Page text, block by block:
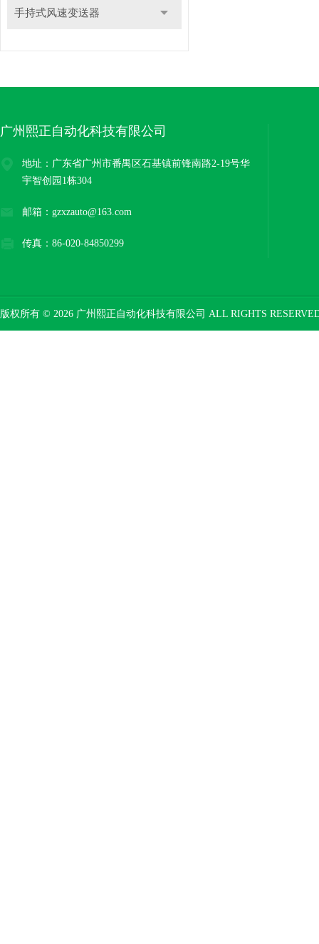
手持式风速变送器
广州熙正自动化科技有限公司
地址：广东省广州市番禺区石基镇前锋南路2-19号华
宇智创园1栋304
邮箱：gzxzauto@163.com
传真：86-020-84850299
版权所有 © 2026 广州熙正自动化科技有限公司 ALL RIGHTS